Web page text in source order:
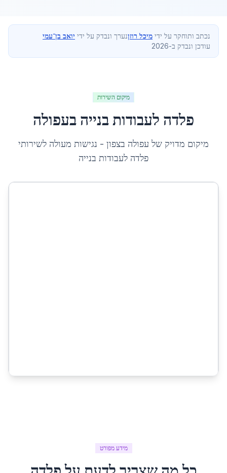
נכתב ותוחקר על ידי מיכל רוזןנערך ונבדק על ידי יואב בן־עמי
עודכן ונבדק ב-2026
מיקום השירות
פלדה לעבודות בנייה בעפולה
מיקום מדויק של עפולה בצפון - נגישות מעולה לשירותי
פלדה לעבודות בנייה
מידע מפורט